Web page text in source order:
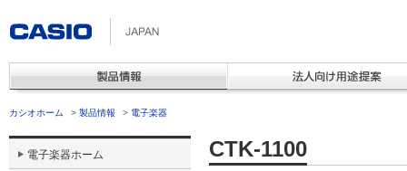
カシオホーム >製品情報 > 電子楽器
CTK-1100
電子楽器ホーム